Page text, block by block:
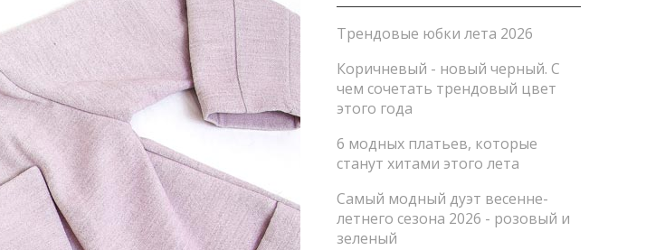
Трендовые юбки лета 2026
Коричневый - новый черный. С
чем сочетать трендовый цвет
этого года
6 модных платьев, которые
станут хитами этого лета
Самый модный дуэт весенне-
летнего сезона 2026 - розовый и
зеленый